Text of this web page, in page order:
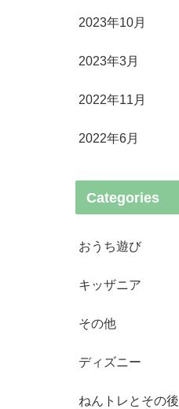
2023年10月
2023年3月
2022年11月
2022年6月
Categories
おうち遊び
キッザニア
その他
ディズニー
ねんトレとその後